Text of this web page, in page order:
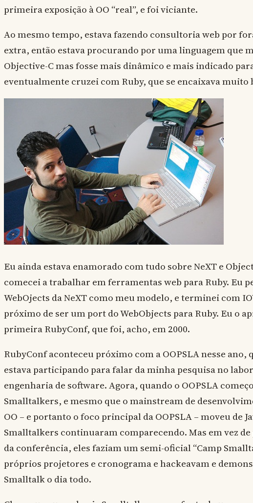
primeira exposição à OO “real”, e foi viciante.
Ao mesmo tempo, estava fazendo consultoria web por
extra, então estava procurando por uma linguagem que
Objective-C mas fosse mais dinâmico e mais indicado
eventualmente cruzei com Ruby, que se encaixava muito
Eu ainda estava enamorado com tudo sobre NeXT e
comecei a trabalhar em ferramentas web para Ruby. Eu
WebOjects da NeXT como meu modelo, e terminei com
próximo de ser um port do WebObjects para Ruby. Eu o
primeira RubyConf, que foi, acho, em 2000.
RubyConf aconteceu próximo com a OOPSLA nesse ano,
estava participando para falar da minha pesquisa no
engenharia de software. Agora, quando o OOPSLA
Smalltalkers, e mesmo que o mainstream de
OO – e portanto o foco principal da OOPSLA – moveu de
Smalltalkers continuaram comparecendo. Mas em vez
da conferência, eles faziam um semi-oficial “Camp
próprios projetores e cronograma e hackeavam e
Smalltalk o dia todo.